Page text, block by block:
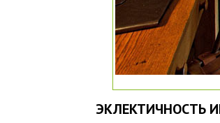
ЭКЛЕКТИЧНОСТЬ